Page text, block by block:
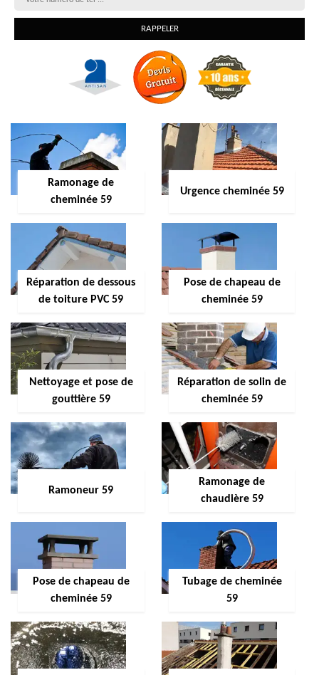
Ramonage de
cheminée 59
Urgence cheminée 59
Réparation de dessous
de toiture PVC 59
Pose de chapeau de
cheminée 59
Nettoyage et pose de
gouttière 59
Réparation de solin de
cheminée 59
Ramoneur 59
Ramonage de
chaudière 59
Pose de chapeau de
cheminée 59
Tubage de cheminée
59